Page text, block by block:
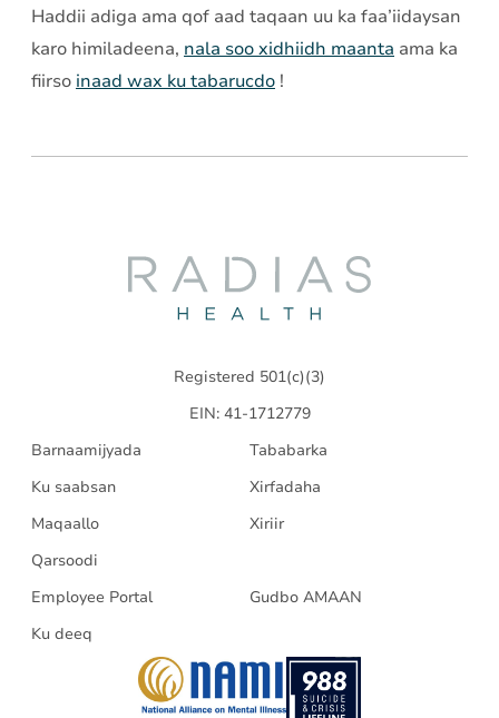
Haddii adiga ama qof aad taqaan uu ka faa’iidaysan
karo himiladeena, nala soo xidhiidh maanta ama ka
fiirso inaad wax ku tabarucdo !
Registered 501(c)(3)
EIN: 41-1712779
Barnaamijyada
Tababarka
Ku saabsan
Xirfadaha
Maqaallo
Xiriir
Qarsoodi
Employee Portal
Gudbo AMAAN
Ku deeq